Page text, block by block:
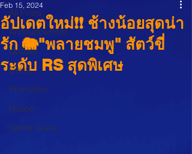
All Posts
Announcement
Update
Event
Promotion
Notice
Game Guide
อัปเดตใหม่❗❗ ช้างน้อยสุดน่า
รัก 🐘"พลายชมพู" สัตว์ขี่
ระดับ RS สุดพิเศษ
Feb 15, 2024